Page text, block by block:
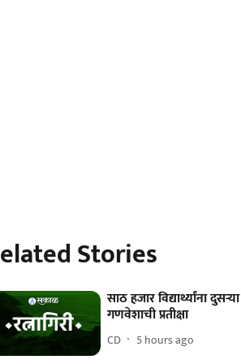
Stories
साठ हजार विद्यार्थ्यांना दुसऱ्या
गणवेशाची प्रतीक्षा
CD 5 hours ago